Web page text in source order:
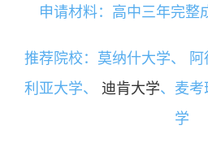
申请材料：高中三年完整
推荐院校：莫纳什大学、
利亚大学、 迪肯大学、麦
学